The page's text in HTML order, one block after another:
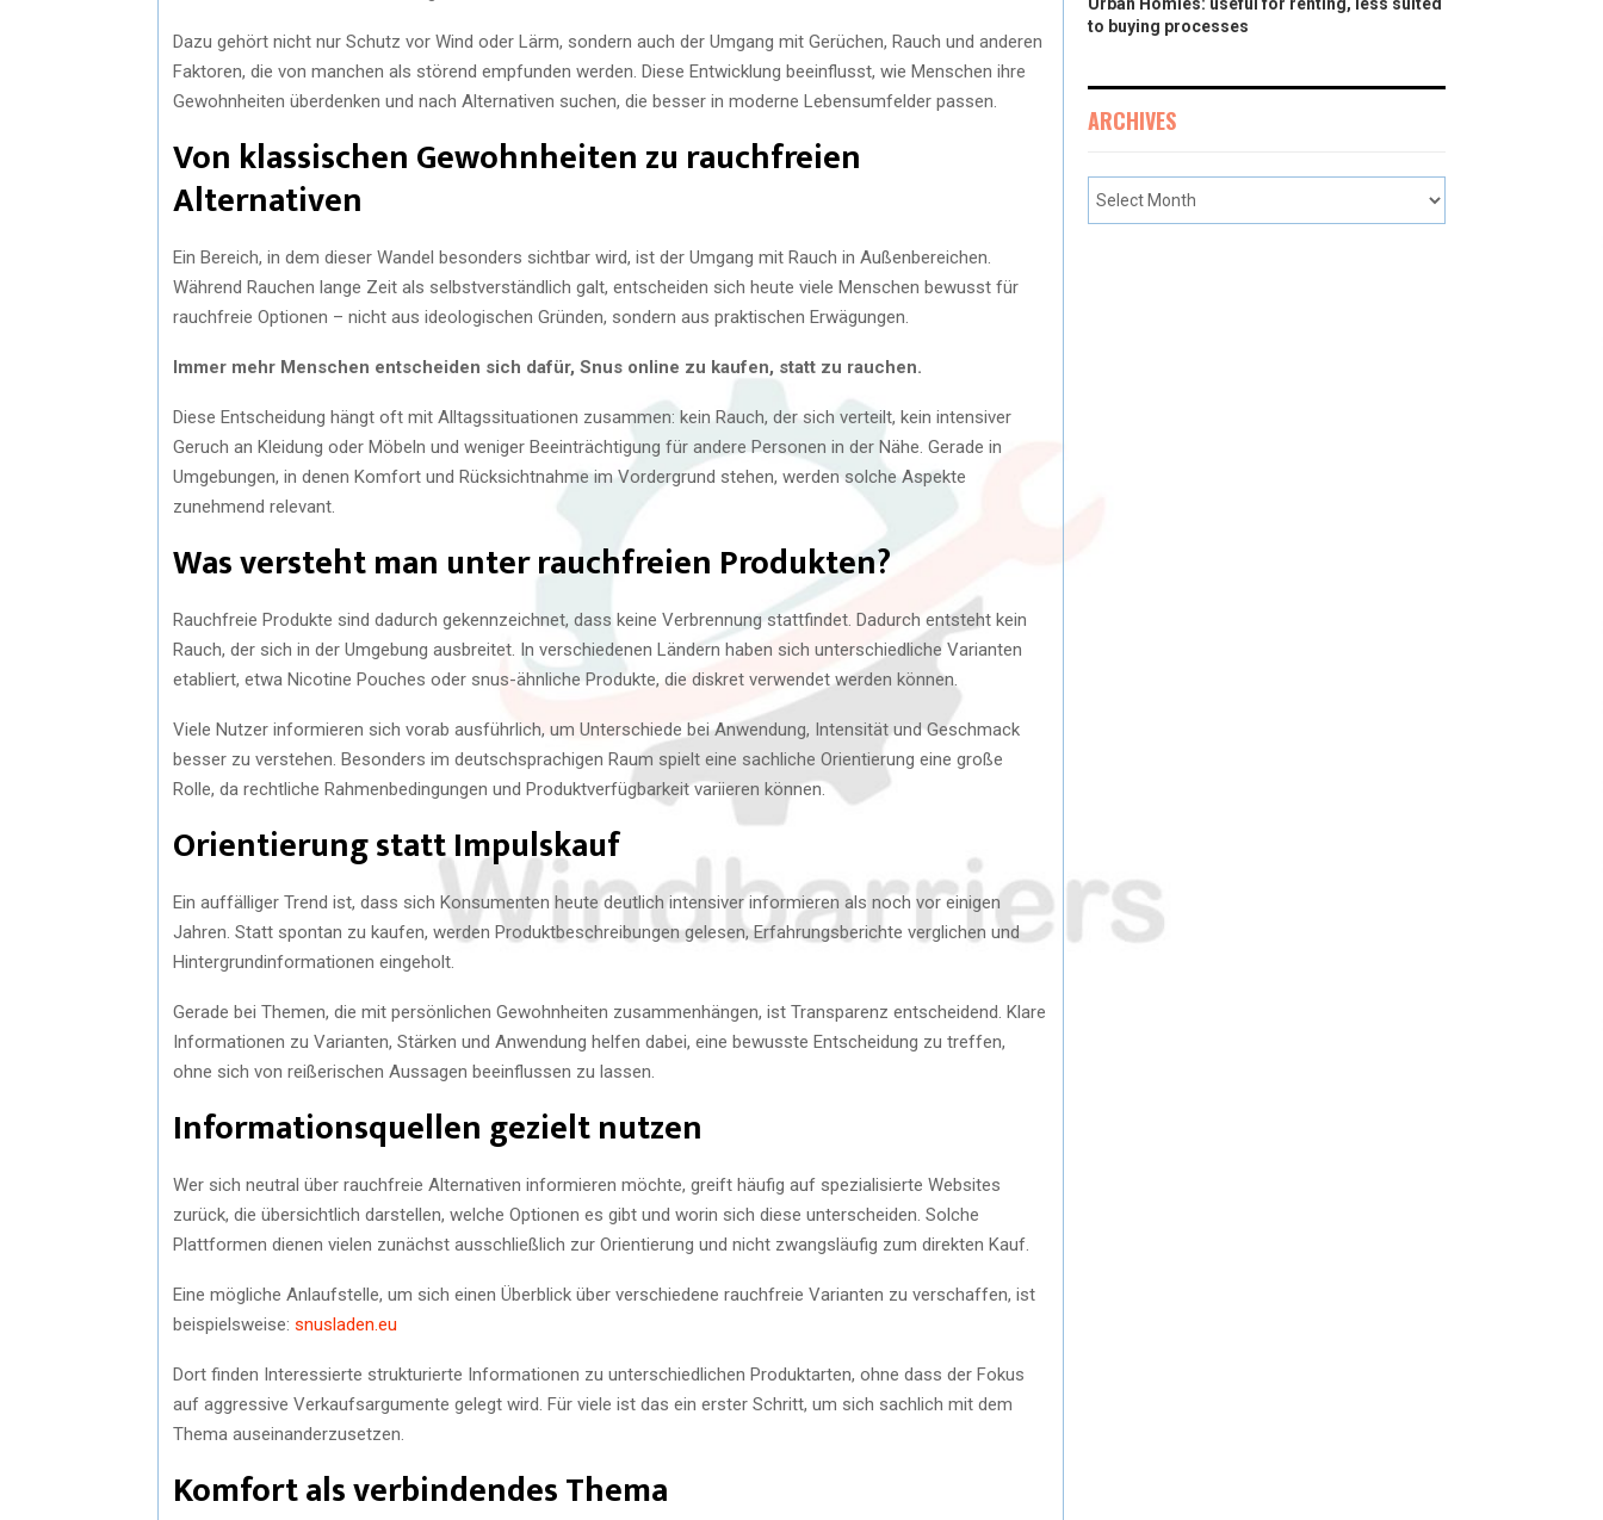
Dazu gehört nicht nur Schutz vor Wind oder Lärm, sondern auch der Umgang mit Gerüchen, Rauch und anderen
Faktoren, die von manchen als störend empfunden werden. Diese Entwicklung beeinflusst, wie Menschen ihre
Gewohnheiten überdenken und nach Alternativen suchen, die besser in moderne Lebensumfelder passen.
Von klassischen Gewohnheiten zu rauchfreien
Alternativen
Ein Bereich, in dem dieser Wandel besonders sichtbar wird, ist der Umgang mit Rauch in Außenbereichen.
Während Rauchen lange Zeit als selbstverständlich galt, entscheiden sich heute viele Menschen bewusst für
rauchfreie Optionen – nicht aus ideologischen Gründen, sondern aus praktischen Erwägungen.
Immer mehr Menschen entscheiden sich dafür, Snus online zu kaufen, statt zu rauchen.
Diese Entscheidung hängt oft mit Alltagssituationen zusammen: kein Rauch, der sich verteilt, kein intensiver
Geruch an Kleidung oder Möbeln und weniger Beeinträchtigung für andere Personen in der Nähe. Gerade in
Umgebungen, in denen Komfort und Rücksichtnahme im Vordergrund stehen, werden solche Aspekte
zunehmend relevant.
Was versteht man unter rauchfreien Produkten?
Rauchfreie Produkte sind dadurch gekennzeichnet, dass keine Verbrennung stattfindet. Dadurch entsteht kein
Rauch, der sich in der Umgebung ausbreitet. In verschiedenen Ländern haben sich unterschiedliche Varianten
etabliert, etwa Nicotine Pouches oder snus-ähnliche Produkte, die diskret verwendet werden können.
Viele Nutzer informieren sich vorab ausführlich, um Unterschiede bei Anwendung, Intensität und Geschmack
besser zu verstehen. Besonders im deutschsprachigen Raum spielt eine sachliche Orientierung eine große
Rolle, da rechtliche Rahmenbedingungen und Produktverfügbarkeit variieren können.
Orientierung statt Impulskauf
Ein auffälliger Trend ist, dass sich Konsumenten heute deutlich intensiver informieren als noch vor einigen
Jahren. Statt spontan zu kaufen, werden Produktbeschreibungen gelesen, Erfahrungsberichte verglichen und
Hintergrundinformationen eingeholt.
Gerade bei Themen, die mit persönlichen Gewohnheiten zusammenhängen, ist Transparenz entscheidend. Klare
Informationen zu Varianten, Stärken und Anwendung helfen dabei, eine bewusste Entscheidung zu treffen,
ohne sich von reißerischen Aussagen beeinflussen zu lassen.
Informationsquellen gezielt nutzen
Wer sich neutral über rauchfreie Alternativen informieren möchte, greift häufig auf spezialisierte Websites
zurück, die übersichtlich darstellen, welche Optionen es gibt und worin sich diese unterscheiden. Solche
Plattformen dienen vielen zunächst ausschließlich zur Orientierung und nicht zwangsläufig zum direkten Kauf.
Eine mögliche Anlaufstelle, um sich einen Überblick über verschiedene rauchfreie Varianten zu verschaffen, ist
beispielsweise: snusladen.eu
Dort finden Interessierte strukturierte Informationen zu unterschiedlichen Produktarten, ohne dass der Fokus
auf aggressive Verkaufsargumente gelegt wird. Für viele ist das ein erster Schritt, um sich sachlich mit dem
Thema auseinanderzusetzen.
Komfort als verbindendes Thema
to buying processes
ARCHIVES